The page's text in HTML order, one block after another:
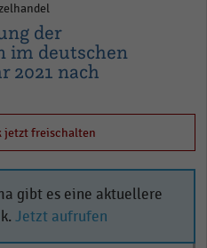
der
im deutschen
2021 nach
jetzt freischalten
gibt es eine aktuellere
Jetzt aufrufen